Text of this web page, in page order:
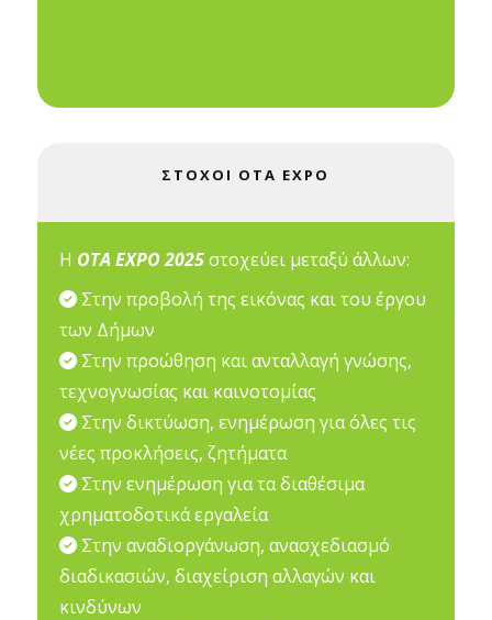
ΣΤΟΧΟΙ ΟΤΑ EXPO
Η ΟΤΑ EXPO 2025στοχεύει μεταξύ άλλων:
Στην προβολή της εικόνας και του έργου
των Δήμων
Στην προώθηση και ανταλλαγή γνώσης,
τεχνογνωσίας και καινοτομίας
Στην δικτύωση, ενημέρωση για όλες τις
νέες προκλήσεις, ζητήματα
Στην ενημέρωση για τα διαθέσιμα
χρηματοδοτικά εργαλεία
Στην αναδιοργάνωση, ανασχεδιασμό
διαδικασιών, διαχείριση αλλαγών και
κινδύνων